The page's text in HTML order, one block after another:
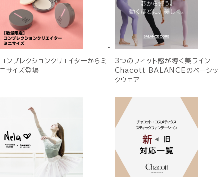
コンプレクションクリエイターからミ
ニサイズ登場
3つのフィット感が導く美ライン
Chacott BALANCEのベーシッ
クウェア